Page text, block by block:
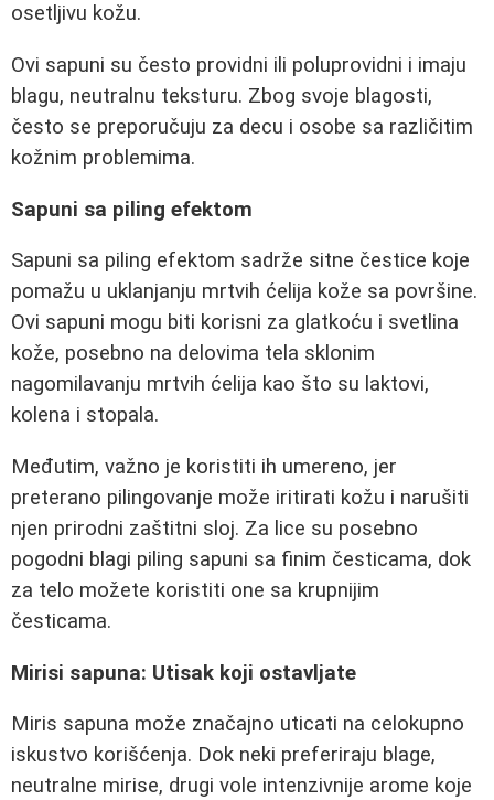
osetljivu kožu.
Ovi sapuni su često providni ili poluprovidni i imaju
blagu, neutralnu teksturu. Zbog svoje blagosti,
često se preporučuju za decu i osobe sa različitim
kožnim problemima.
Sapuni sa piling efektom
Sapuni sa piling efektom sadrže sitne čestice koje
pomažu u uklanjanju mrtvih ćelija kože sa površine.
Ovi sapuni mogu biti korisni za glatkoću i svetlina
kože, posebno na delovima tela sklonim
nagomilavanju mrtvih ćelija kao što su laktovi,
kolena i stopala.
Međutim, važno je koristiti ih umereno, jer
preterano pilingovanje može iritirati kožu i narušiti
njen prirodni zaštitni sloj. Za lice su posebno
pogodni blagi piling sapuni sa finim česticama, dok
za telo možete koristiti one sa krupnijim
česticama.
Mirisi sapuna: Utisak koji ostavljate
Miris sapuna može značajno uticati na celokupno
iskustvo korišćenja. Dok neki preferiraju blage,
neutralne mirise, drugi vole intenzivnije arome koje